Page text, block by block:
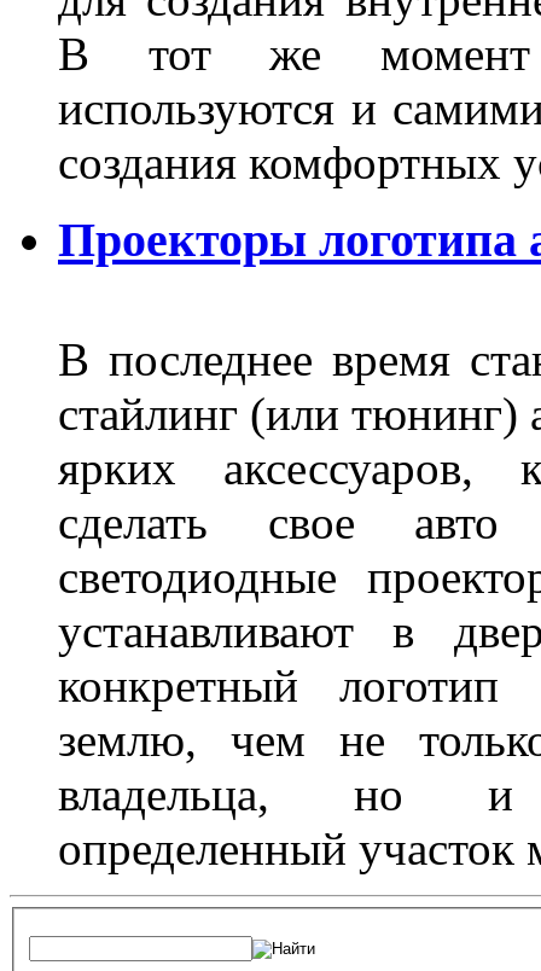
В тот же момент
используются и
создания комфортных
Проекторы логотипа
В последнее время
стайлинг (или тюнинг)
ярких аксессуаров,
сделать свое
светодиодные
устанавливают в
конкретный логотип
землю, чем не
владельца, но и
определенный участок